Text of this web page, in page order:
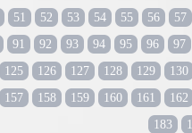
51 52 53 54 55 56
57
91 92 93 94 95 96
97
125 126 127 128 129
130
157 158 159 160 161
162
183